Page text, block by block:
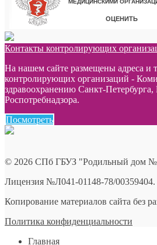
Контакты контролирующих
На нашем сайте размещены адреса и
контролирующих организаций -
здравоохранению Санкт-Петербурга,
Роспотребнадзора.
Посмотреть
© 2026 СПб ГБУЗ "Родильный дом
Лицензия №Л041-01148-78/00359404.
Копирование материалов сайта без
Политика конфиденциальности
Главная